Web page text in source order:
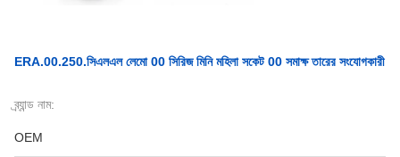
ERA.00.250.সিএলএল লেমো 00 সিরিজ মিনি মহিলা সকেট 00 সমাক্ষ তারের সংযোগকারী
ব্র্যান্ড নাম:
OEM